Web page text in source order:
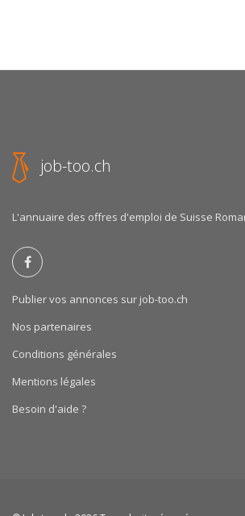
job-too.ch
L'annuaire des offres d'emploi de Suisse
Publier vos annonces sur job-too.ch
Nos partenaires
Conditions générales
Mentions légales
Besoin d'aide ?